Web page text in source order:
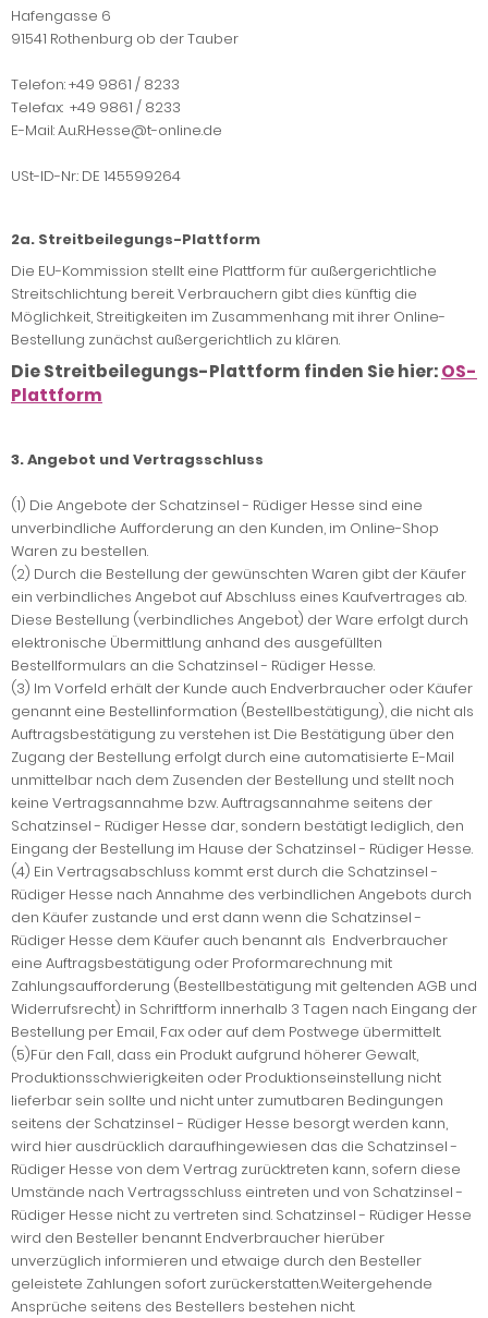
Hafengasse 6
91541 Rothenburg ob der Tauber
Telefon: +49 9861 / 8233
Telefax: +49 9861 / 8233
E-Mail: A.u.R.Hesse@t-online.de
USt-ID-Nr.: DE 145599264
2a. Streitbeilegungs-Plattform
Die EU-Kommission stellt eine Plattform für außergerichtliche
Streitschlichtung bereit. Verbrauchern gibt dies künftig die
Möglichkeit, Streitigkeiten im Zusammenhang mit ihrer Online-
Bestellung zunächst außergerichtlich zu klären.
Die Streitbeilegungs-Plattform finden Sie hier:OS-
Plattform
3. Angebot und Vertragsschluss
(1) Die Angebote der Schatzinsel - Rüdiger Hesse sind eine
unverbindliche Aufforderung an den Kunden, im Online-Shop
Waren zu bestellen.
(2) Durch die Bestellung der gewünschten Waren gibt der Käufer
ein verbindliches Angebot auf Abschluss eines Kaufvertrages ab.
Diese Bestellung (verbindliches Angebot) der Ware erfolgt durch
elektronische Übermittlung anhand des ausgefüllten
Bestellformulars an die Schatzinsel - Rüdiger Hesse.
(3) Im Vorfeld erhält der Kunde auch Endverbraucher oder Käufer
genannt eine Bestellinformation (Bestellbestätigung), die nicht als
Auftragsbestätigung zu verstehen ist. Die Bestätigung über den
Zugang der Bestellung erfolgt durch eine automatisierte E-Mail
unmittelbar nach dem Zusenden der Bestellung und stellt noch
keine Vertragsannahme bzw. Auftragsannahme seitens der
Schatzinsel - Rüdiger Hesse dar, sondern bestätigt lediglich, den
Eingang der Bestellung im Hause der Schatzinsel - Rüdiger Hesse.
(4) Ein Vertragsabschluss kommt erst durch die Schatzinsel -
Rüdiger Hesse nach Annahme des verbindlichen Angebots durch
den Käufer zustande und erst dann wenn die Schatzinsel -
Rüdiger Hesse dem Käufer auch benannt als Endverbraucher
eine Auftragsbestätigung oder Proformarechnung mit
Zahlungsaufforderung (Bestellbestätigung mit geltenden AGB und
Widerrufsrecht) in Schriftform innerhalb 3 Tagen nach Eingang der
Bestellung per Email, Fax oder auf dem Postwege übermittelt.
(5)Für den Fall, dass ein Produkt aufgrund höherer Gewalt,
Produktionsschwierigkeiten oder Produktionseinstellung nicht
lieferbar sein sollte und nicht unter zumutbaren Bedingungen
seitens der Schatzinsel - Rüdiger Hesse besorgt werden kann,
wird hier ausdrücklich daraufhingewiesen das die Schatzinsel -
Rüdiger Hesse von dem Vertrag zurücktreten kann, sofern diese
Umstände nach Vertragsschluss eintreten und von Schatzinsel -
Rüdiger Hesse nicht zu vertreten sind. Schatzinsel - Rüdiger Hesse
wird den Besteller benannt Endverbraucher hierüber
unverzüglich informieren und etwaige durch den Besteller
geleistete Zahlungen sofort zurückerstatten.Weitergehende
Ansprüche seitens des Bestellers bestehen nicht.